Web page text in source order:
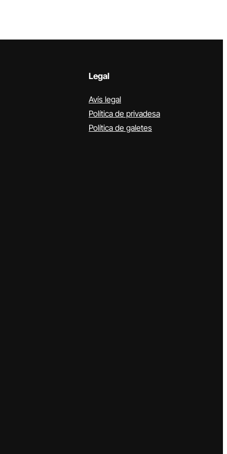
Legal
Avís legal
Política de privadesa
Política de galetes